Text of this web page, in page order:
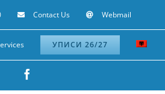
Contact Us Webmail
УПИСИ 26/27